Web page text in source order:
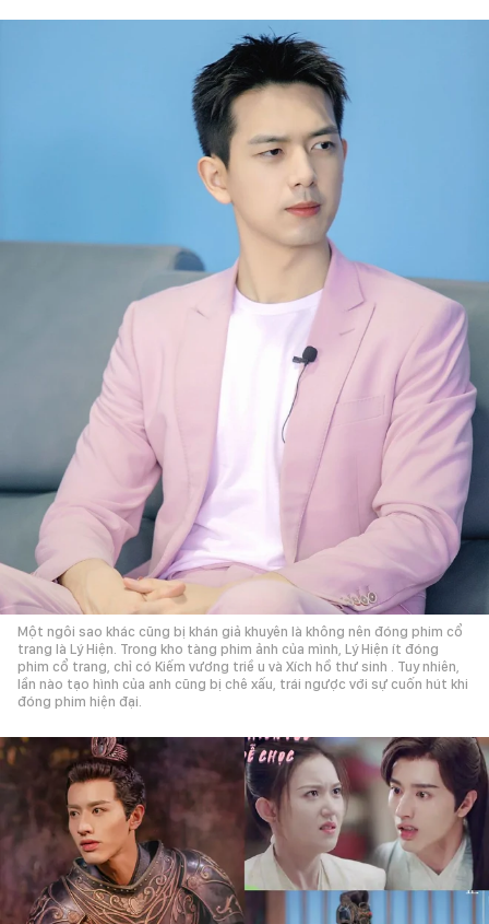
Một ngôi sao khác cũng bị khán giả khuyên là không nên đóng phim cổ
trang là Lý Hiện. Trong kho tàng phim ảnh của mình, Lý Hiện ít đóng
phim cổ trang, chỉ có Kiếm vương triề u và Xích hồ thư sinh . Tuy nhiên,
lần nào tạo hình của anh cũng bị chê xấu, trái ngược với sự cuốn hút khi
đóng phim hiện đại.